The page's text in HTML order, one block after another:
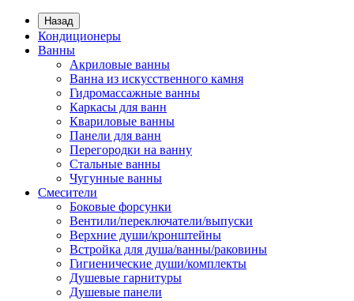
Назад
Кондиционеры
Ванны
Акриловые ванны
Ванна из искусственного камня
Гидромассажные ванны
Каркасы для ванн
Квариловые ванны
Панели для ванн
Перегородки на ванну
Стальные ванны
Чугунные ванны
Смесители
Боковые форсунки
Вентили/переключатели/выпуски
Верхние души/кронштейны
Встройка для душа/ванны/раковины
Гигиенические души/комплекты
Душевые гарнитуры
Душевые панели